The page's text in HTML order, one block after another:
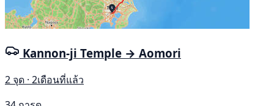
Kannon-ji Temple → Aomori
2 จุด · 2เดือนที่แล้ว